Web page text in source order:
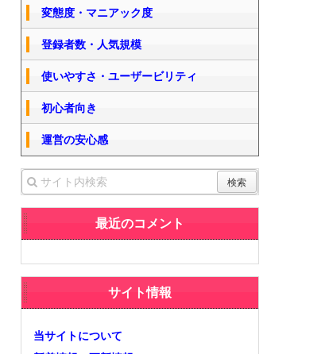
変態度・マニアック度
登録者数・人気規模
使いやすさ・ユーザービリティ
初心者向き
運営の安心感
最近のコメント
サイト情報
当サイトについて